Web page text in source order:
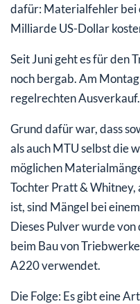
dafür: Materialfehler bei
Milliarde US-Dollar
Seit Juni geht es für den
noch bergab. Am
regelrechten
Grund dafür war, dass
als auch MTU selbst die
möglichen
Tochter Pratt &
ist, sind Mängel bei
Dieses Pulver wurde
beim Bau von
A220 verwendet.
Die Folge: Es gibt eine